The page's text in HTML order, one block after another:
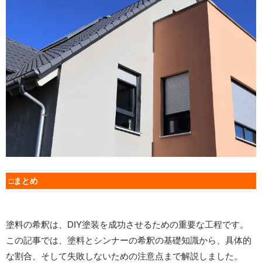
□まとめ
塗料の希釈は、DIY塗装を成功させるための重要な工程です。
この記事では、塗料とシンナーの希釈の基礎知識から、具体的
な割合、そして失敗しないための注意点まで解説しました。